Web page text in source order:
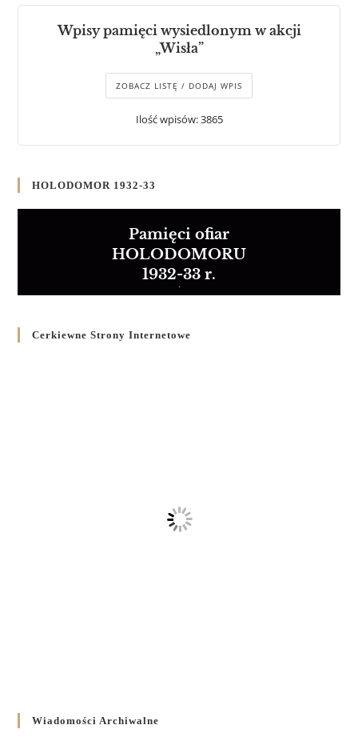
Wpisy pamięci wysiedlonym w akcji
„Wisła”
ZOBACZ LISTĘ / DODAJ WPIS
Ilość wpisów: 3865
HOLODOMOR 1932-33
Pamięci ofiar
HOLODOMORU
1932-33 r.
Cerkiewne Strony Internetowe
Wiadomości Archiwalne